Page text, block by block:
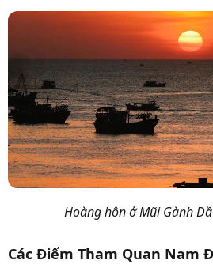
Hoàng hôn ở Mũi Gành
Các Điểm Tham Quan Nam